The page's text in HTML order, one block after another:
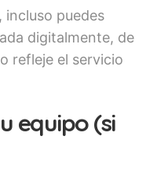
, incluso puedes
digitalmente, de
refleje el servicio
equipo (si